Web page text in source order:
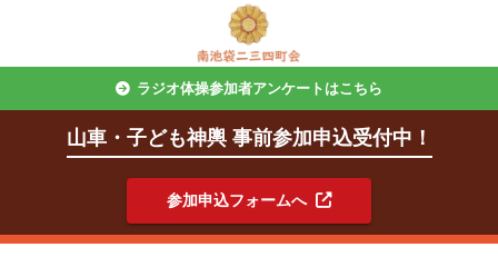
ラジオ体操参加者アンケートはこちら
山車・子ども神輿 事前参加申込受付中！
参加申込フォームへ